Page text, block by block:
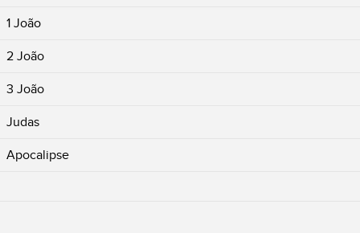
1 João
2 João
3 João
Judas
Apocalipse